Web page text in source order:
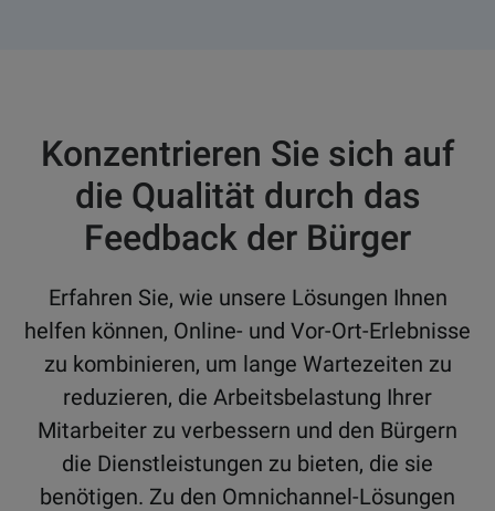
Konzentrieren Sie sich auf
die Qualität durch das
Feedback der Bürger
Erfahren Sie, wie unsere Lösungen Ihnen
helfen können, Online- und Vor-Ort-Erlebnisse
zu kombinieren, um lange Wartezeiten zu
reduzieren, die Arbeitsbelastung Ihrer
Mitarbeiter zu verbessern und den Bürgern
die Dienstleistungen zu bieten, die sie
benötigen. Zu den Omnichannel-Lösungen